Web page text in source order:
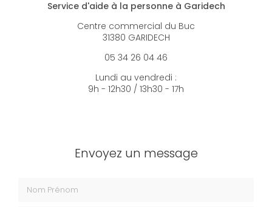
Service d'aide à la personne à Garidech
Centre commercial du Buc
31380 GARIDECH
05 34 26 04 46
Lundi au vendredi :
9h - 12h30 / 13h30 - 17h
Envoyez un message